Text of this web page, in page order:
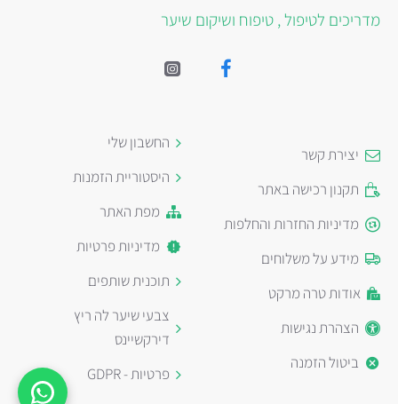
מדריכים לטיפול , טיפוח ושיקום שיער
יצירת קשר
תקנון רכישה באתר
מדיניות החזרות והחלפות
מידע על משלוחים
אודות טרה מרקט
הצהרת נגישות
ביטול הזמנה
החשבון שלי
היסטוריית הזמנות
מפת האתר
מדיניות פרטיות
תוכנית שותפים
צבעי שיער לה ריץ
דירקשיינס
פרטיות - GDPR